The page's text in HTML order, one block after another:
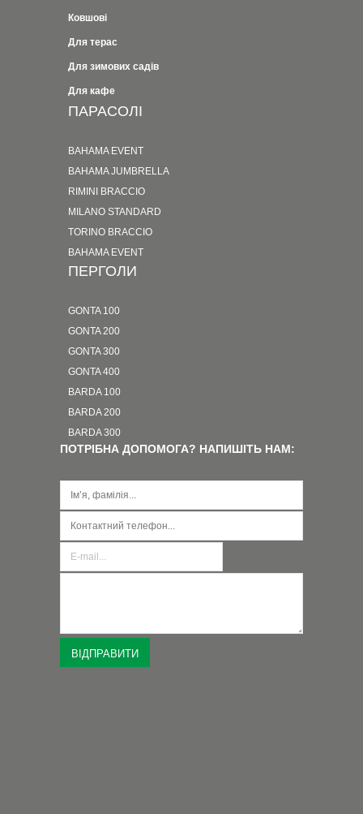
Ковшові
Для терас
Для зимових садів
Для кафе
ПАРАСОЛІ
BAHAMA EVENT
BAHAMA JUMBRELLA
RIMINI BRACCIO
MILANO STANDARD
TORINO BRACCIO
BAHAMA EVENT
ПЕРГОЛИ
GONTA 100
GONTA 200
GONTA 300
GONTA 400
BARDA 100
BARDA 200
BARDA 300
ПОТРІБНА ДОПОМОГА? НАПИШІТЬ НАМ: